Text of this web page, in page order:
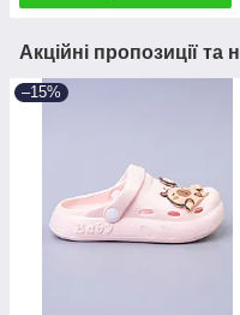
Акційні пропозиції та
–15%